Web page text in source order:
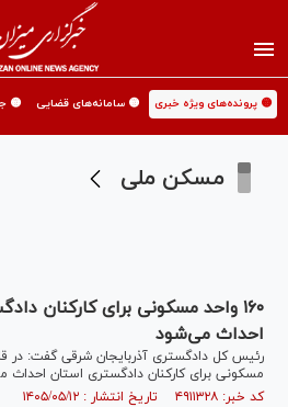
🟡 پرونده‌های ویژه خبری 🟡 سامانه‌های قضایی 🟡
مسکن ملی
۱۶۰ واحد مسکونی برای کارکنان
احداث می‌شود
مسکونی برای کارکنان دادگستری استان احداث
کد خبر: ۴۹۱۱۳۲۸ تاریخ انتشار : ۱۴۰۵/۰۵/۱۲